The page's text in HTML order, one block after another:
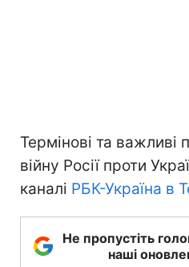
Термінові та важливі
війну Росії проти
каналі РБК-Україна в
Не пропустіть
наші